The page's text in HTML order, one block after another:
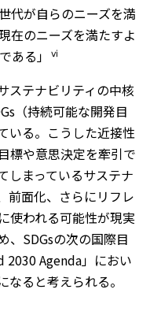
代が自らのニーズを満
在のニーズを満たすよ
ある」
ⅵ
ステナビリティの中核
（持続可能な開発目
いる。こうした近接性
標や意思決定を牽引で
しまっているサステナ
前面化、さらにリフレ
使われる可能性が現実
、SDGsの次の国際目
Agenda」におい
ると考えられる。